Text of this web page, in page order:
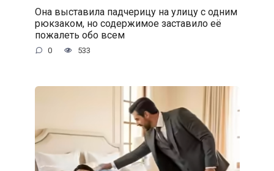
Она выставила падчерицу на улицу с одним
рюкзаком, но содержимое заставило её
пожалеть обо всем
0 533